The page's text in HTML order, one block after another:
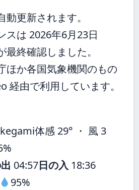
動更新されます。
スは 2026年6月23日
最終確認しました。
ほか各国気象機関のもの
経由で利用しています。
体感 29° ・ 風 3
04:57日の入 18:36
95%